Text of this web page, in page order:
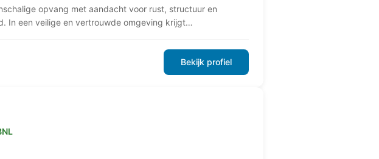
opvang met aandacht voor rust, structuur en
In een veilige en vertrouwde omgeving krijgt…
Bekijk profiel